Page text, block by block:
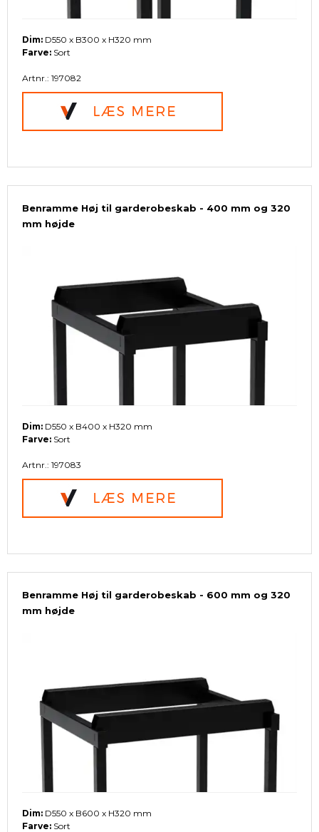
Dim: D550 x B300 x H320 mm
Farve: Sort
Artnr.: 197082
Benramme Høj til garderobeskab - 400 mm og 320
mm højde
Dim: D550 x B400 x H320 mm
Farve: Sort
Artnr.: 197083
Benramme Høj til garderobeskab - 600 mm og 320
mm højde
Dim: D550 x B600 x H320 mm
Farve: Sort